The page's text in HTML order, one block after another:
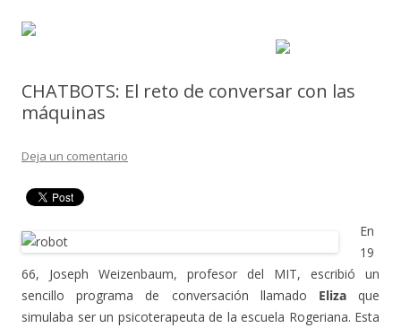
CHATBOTS: El reto de conversar con las
máquinas
Deja un comentario
En
19
66, Joseph Weizenbaum, profesor del MIT, escribió un
sencillo programa de conversación llamado Elizaque
simulaba ser un psicoterapeuta de la escuela Rogeriana. Esta